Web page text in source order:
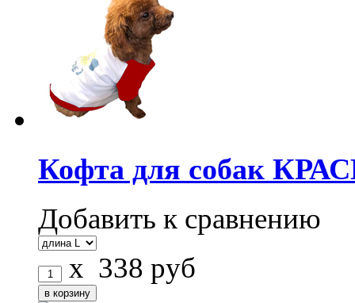
Кофта для собак
Добавить к сравнению
x 338 руб